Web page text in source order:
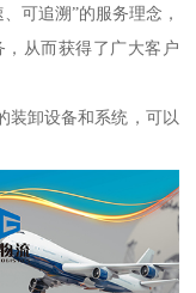
可追溯”的服务理念，
从而获得了广大客户
装卸设备和系统，可以